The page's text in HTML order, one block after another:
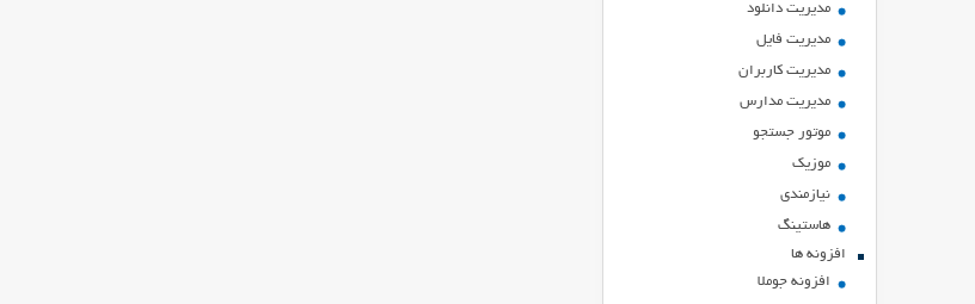
مدیریت دانلود
مدیریت فایل
مدیریت کاربران
مدیریت مدارس
موتور جستجو
موزیک
نیازمندی
هاستينگ
افزونه ها
افزونه جوملا